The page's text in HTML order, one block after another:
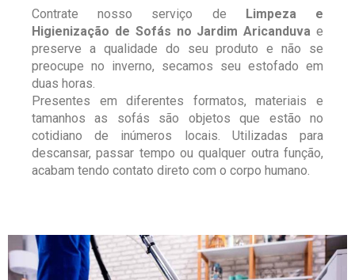
Contrate nosso serviço de Limpeza e
Higienização de Sofás no Jardim Aricanduva e
preserve a qualidade do seu produto e não se
preocupe no inverno, secamos seu estofado em
duas horas.
Presentes em diferentes formatos, materiais e
tamanhos as sofás são objetos que estão no
cotidiano de inúmeros locais. Utilizadas para
descansar, passar tempo ou qualquer outra função,
acabam tendo contato direto com o corpo humano.